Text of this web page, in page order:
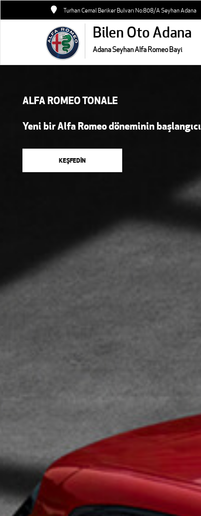
Turhan Cemal Beriker Bulvarı No:808/A Seyhan Adana
Bilen Oto Adana
Adana Seyhan Alfa Romeo Bayi
ALFA ROMEO TONALE
Yeni bir Alfa Romeo döneminin başlangıcı
KEŞFEDİN